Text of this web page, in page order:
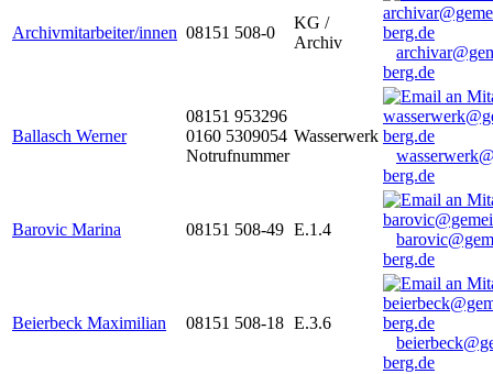
Archivmitarbeiter/innen 08151 508-0
KG /
Archiv
berg.de
Ballasch Werner
08151 953296
0160 5309054
Notrufnummer
Wasserwerk
berg.de
Barovic Marina 08151 508-49 E.1.4
berg.de
Beierbeck Maximilian 08151 508-18 E.3.6
berg.de